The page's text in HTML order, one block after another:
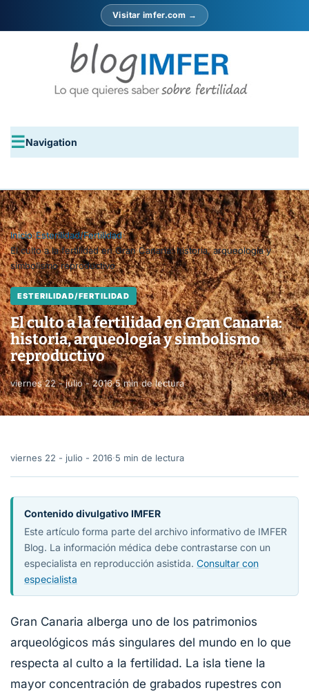
Visitar imfer.com →
Navigation
Inicio›Esterilidad/Fertilidad›
El culto a la fertilidad en Gran Canaria: historia, arqueología y
simbolismo reproductivo
ESTERILIDAD/FERTILIDAD
El culto a la fertilidad en Gran Canaria:
historia, arqueología y simbolismo
reproductivo
viernes 22 - julio - 2016·5 min de lectura
viernes 22 - julio - 2016·5 min de lectura
Contenido divulgativo IMFER
Este artículo forma parte del archivo informativo de IMFER
Blog. La información médica debe contrastarse con un
especialista en reproducción asistida. Consultar con
especialista
Gran Canaria alberga uno de los patrimonios
arqueológicos más singulares del mundo en lo que
respecta al culto a la fertilidad. La isla tiene la
mayor concentración de grabados rupestres con